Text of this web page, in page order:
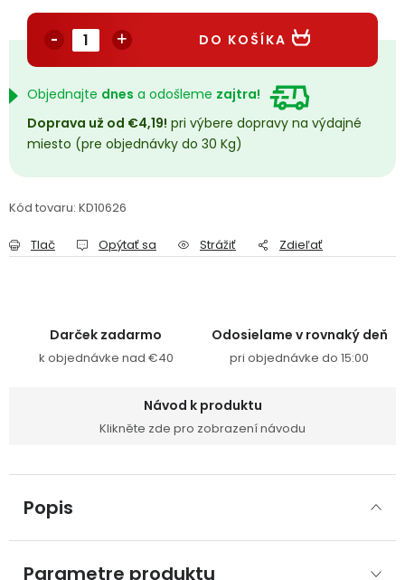
Přihlášení Registrace +
DO KOŠÍKA
Objednajte dnes a odošleme zajtra!
Doprava už od €4,19! pri výbere dopravy na výdajné
miesto (pre objednávky do 30 Kg)
Kód tovaru: KD10626
Tlač Opýtať sa Strážiť Zdieľať
Darček zadarmo
k objednávke nad €40
Odosielame v rovnaký deň
pri objednávke do 15:00
Návod k produktu
Klikněte zde pro zobrazení návodu
Popis
Parametre produktu